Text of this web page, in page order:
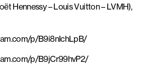
Hennessy – Louis Vuitton– LVMH),
p/B9i8nIchLpB/
p/B9jCr99hvP2/